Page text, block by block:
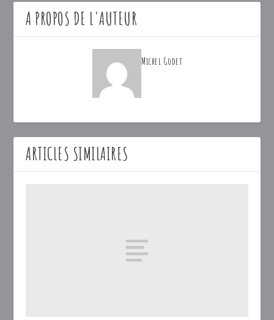
A PROPOS DE L'AUTEUR
Michel Godet
ARTICLES SIMILAIRES